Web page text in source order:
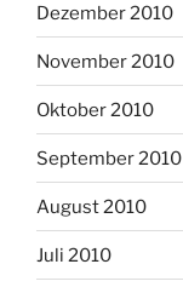
Dezember 2010
November 2010
Oktober 2010
September 2010
August 2010
Juli 2010